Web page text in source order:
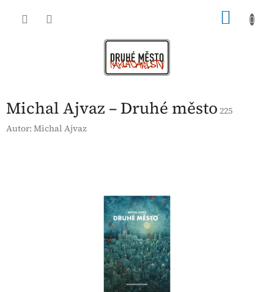
Michal Ajvaz – Druhé město 225
Autor: Michal Ajvaz